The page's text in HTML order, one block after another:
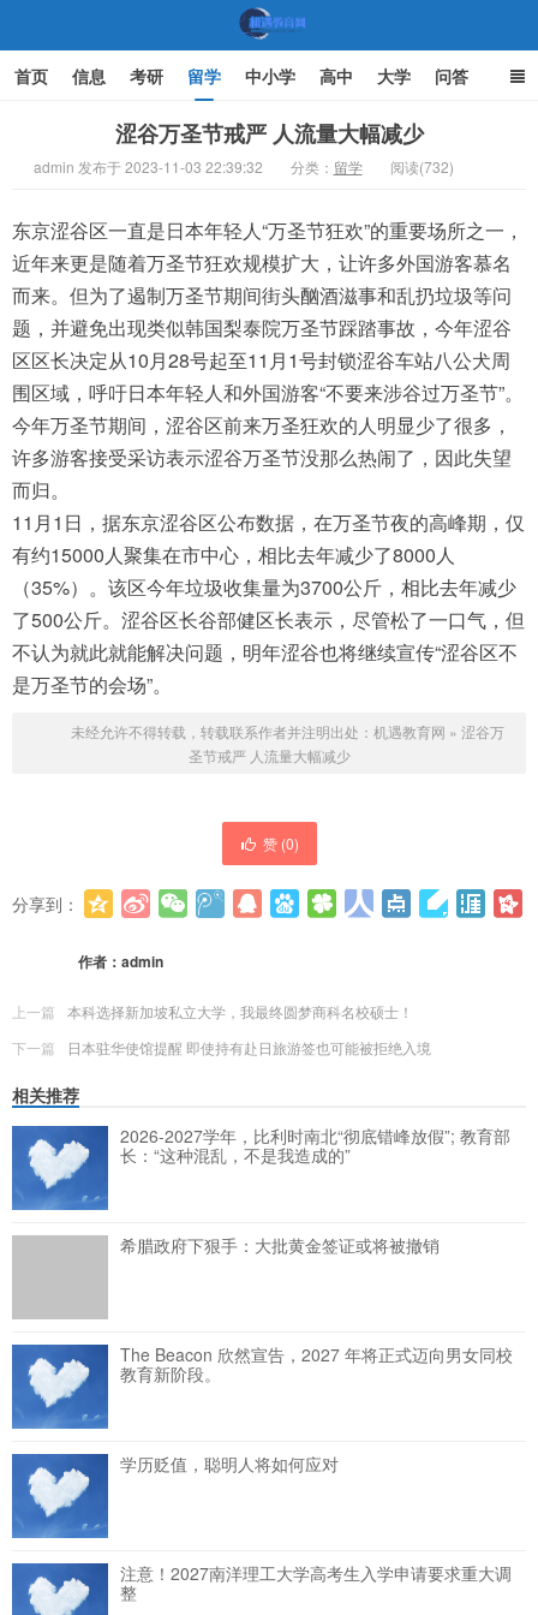
首页 信息 考研 留学 中小学 高中 大学 问答
家庭教育涩谷万圣节戒严 人流量大幅减少
admin 发布于 2023-11-03 22:39:32 分类： 留学 阅读(732)
东京涩谷区一直是日本年轻人“万圣节狂欢”的重要场所之一，
近年来更是随着万圣节狂欢规模扩大，让许多外国游客慕名
而来。但为了遏制万圣节期间街头酗酒滋事和乱扔垃圾等问
题，并避免出现类似韩国梨泰院万圣节踩踏事故，今年涩谷
区区长决定从10月28号起至11月1号封锁涩谷车站八公犬周
围区域，呼吁日本年轻人和外国游客“不要来涉谷过万圣节”。
今年万圣节期间，涩谷区前来万圣狂欢的人明显少了很多，
许多游客接受采访表示涩谷万圣节没那么热闹了，因此失望
而归。
11月1日，据东京涩谷区公布数据，在万圣节夜的高峰期，仅
有约15000人聚集在市中心，相比去年减少了8000人
（35%）。该区今年垃圾收集量为3700公斤，相比去年减少
了500公斤。涩谷区长谷部健区长表示，尽管松了一口气，但
不认为就此就能解决问题，明年涩谷也将继续宣传“涩谷区不
是万圣节的会场”。
未经允许不得转载，转载联系作者并注明出处： 机遇教育网 » 涩谷万
圣节戒严 人流量大幅减少
赞 (0)
分享到：
作者： admin
上一篇
本科选择新加坡私立大学，我最终圆梦商科名校硕士！
下一篇
日本驻华使馆提醒 即使持有赴日旅游签也可能被拒绝入境
相关推荐
2026-2027学年，比利时南北“彻底错峰放假”; 教育部
长：“这种混乱，不是我造成的”
希腊政府下狠手：大批黄金签证或将被撤销
The Beacon 欣然宣告，2027 年将正式迈向男女同校
教育新阶段。
学历贬值，聪明人将如何应对
注意！2027南洋理工大学高考生入学申请要求重大调
整